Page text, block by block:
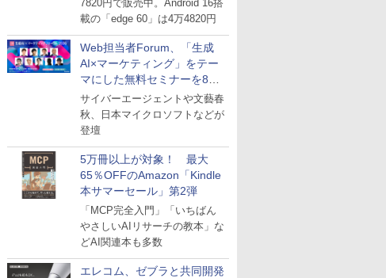
7820円で販売中。Android 16搭
載の「edge 60」は4万4820円
Web担当者Forum、「生成
AI×マーケティング」をテー
マにした無料セミナーを8月
27日にオンライン開催
サイバーエージェントや文藝春
秋、日本マイクロソフトなどが
登壇
5万冊以上が対象！ 最大
65％OFFのAmazon「Kindle
本サマーセール」第2弾
「MCP完全入門」「いちばん
やさしいAIリサーチの教本」な
どAI関連本も多数
エレコム、ゼブラと共同開発